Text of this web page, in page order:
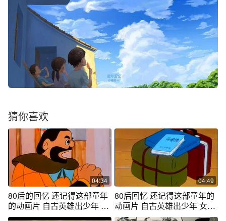
猜你喜欢
04:34
80后的回忆 还记得这部童年
的动画片 自古英雄出少年 小
将岳云
04:49
80后回忆 还记得这部童年的
动画片 自古英雄出少年 女英
雄卓娅